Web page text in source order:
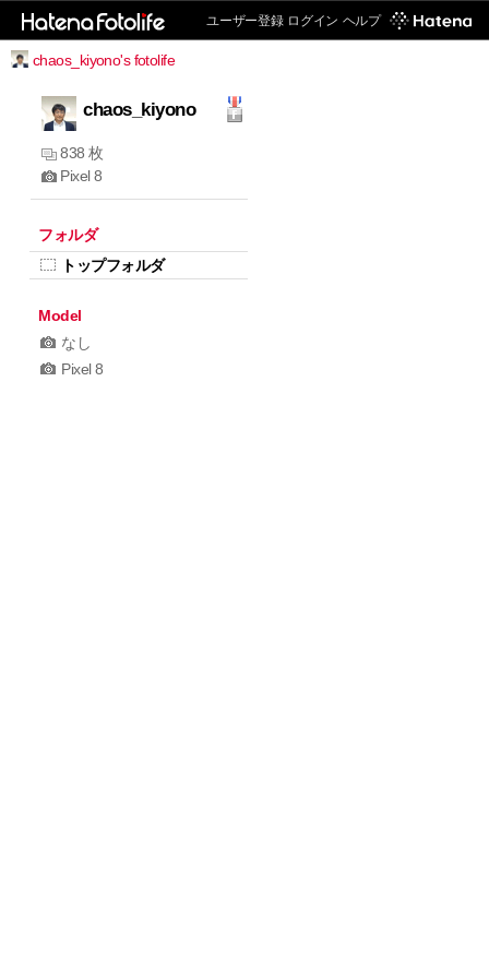
ユーザー登録 ログイン ヘルプ
chaos_kiyono's fotolife
chaos_kiyono
838 枚
Pixel 8
フォルダ
トップフォルダ
Model
なし
Pixel 8